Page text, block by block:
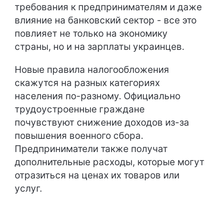
требования к предпринимателям и даже
влияние на банковский сектор - все это
повлияет не только на экономику
страны, но и на зарплаты украинцев.
Новые правила налогообложения
скажутся на разных категориях
населения по-разному. Официально
трудоустроенные граждане
почувствуют снижение доходов из-за
повышения военного сбора.
Предприниматели также получат
дополнительные расходы, которые могут
отразиться на ценах их товаров или
услуг.